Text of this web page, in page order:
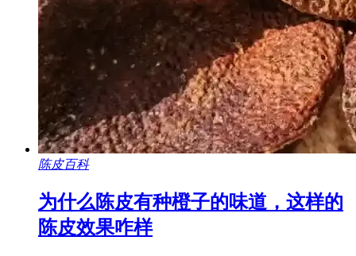
陈皮百科
为什么陈皮有种橙子的味道，这样的
陈皮效果咋样